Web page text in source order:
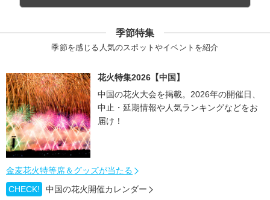
季節特集
季節を感じる人気のスポットやイベントを紹介
花火特集2026【中国】
中国の花火大会を掲載。2026年の開催日、
中止・延期情報や人気ランキングなどをお
届け！
金麦花火特等席＆グッズが当たる
CHECK!
中国の花火開催カレンダー